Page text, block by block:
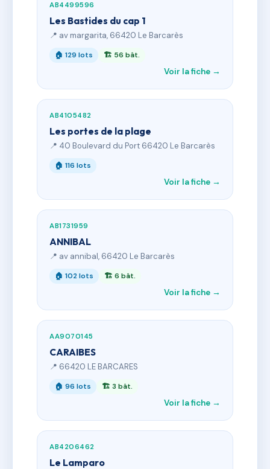
AB4499596
Les Bastides du cap 1
📍 av margarita, 66420 Le Barcarès
🏠 129 lots 🏗 56 bât.
Voir la fiche →
AB4105482
Les portes de la plage
📍 40 Boulevard du Port 66420 Le Barcarès
🏠 116 lots
Voir la fiche →
AB1731959
ANNIBAL
📍 av annibal, 66420 Le Barcarès
🏠 102 lots 🏗 6 bât.
Voir la fiche →
AA9070145
CARAIBES
📍 66420 LE BARCARES
🏠 96 lots 🏗 3 bât.
Voir la fiche →
AB4206462
Le Lamparo